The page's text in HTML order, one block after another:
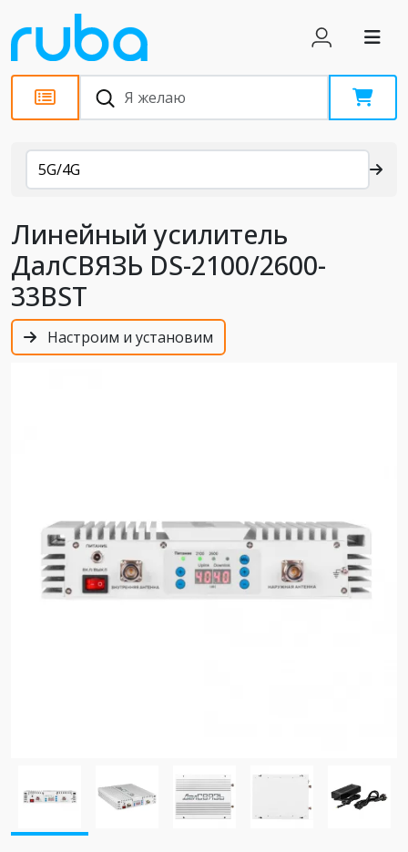
Каталог
5G/4G
Линейный усилитель
ДалСВЯЗЬ DS-2100/2600-
33BST
Настроим и установим